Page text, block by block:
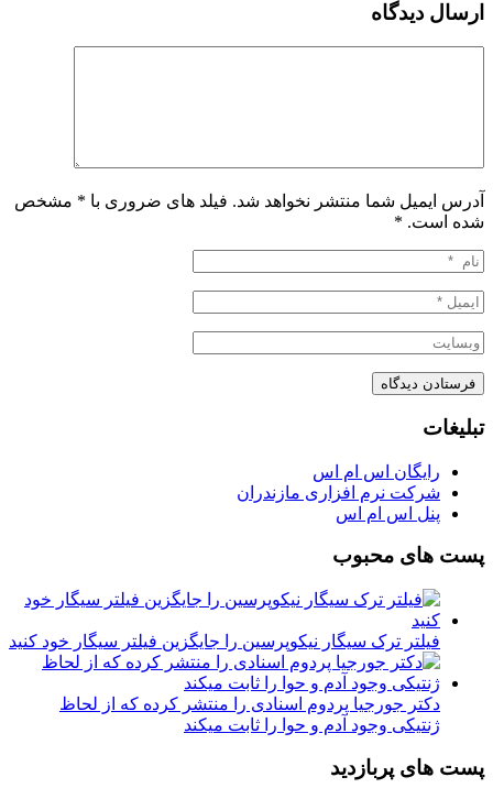
ارسال دیدگاه
آدرس ایمیل شما منتشر نخواهد شد. فیلد های ضروری با * مشخص
شده است. *
تبلیغات
رایگان اس ام اس
شرکت نرم افزاری مازندران
پنل اس ام اس
پست های محبوب
فیلتر ترک سیگار نیکوپرسین را جایگزین فیلتر سیگار خود کنید
دکتر جورجیا پردوم اسنادی را منتشر کرده که از لحاظ
ژنتیکی وجود آدم و حوا را ثابت میکند
پست های پربازدید